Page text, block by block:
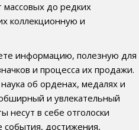
массовых до редких
коллекционную и
информацию, полезную для
и процесса их продажи.
об орденах, медалях и
и увлекательный
в себе отголоски
достижения,